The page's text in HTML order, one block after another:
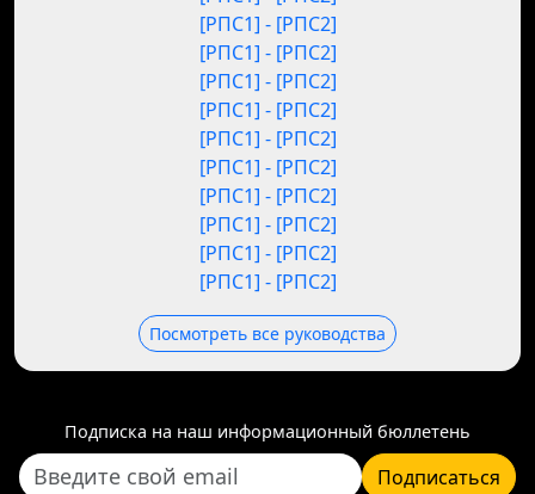
[РПС1] - [РПС2]
[РПС1] - [РПС2]
[РПС1] - [РПС2]
[РПС1] - [РПС2]
[РПС1] - [РПС2]
[РПС1] - [РПС2]
[РПС1] - [РПС2]
[РПС1] - [РПС2]
[РПС1] - [РПС2]
[РПС1] - [РПС2]
Посмотреть все руководства
Подписка на наш информационный бюллетень
Подписаться